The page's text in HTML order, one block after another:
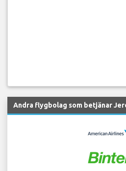
Andra flygbolag som betjänar